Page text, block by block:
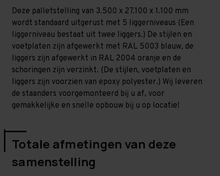
-
T100 T100
Deze palletstelling van 3.500 x 27.100 x 1.100 mm
wordt standaard uitgerust met 5 liggerniveaus (Een
liggerniveau bestaat uit twee liggers.) De stijlen en
voetplaten zijn afgewerkt met RAL 5003 blauw, de
liggers zijn afgewerkt in RAL 2004 oranje en de
schoringen zijn verzinkt. (De stijlen, voetplaten en
liggers zijn voorzien van epoxy polyester.) Wij leveren
de staanders voorgemonteerd bij u af, voor
gemakkelijke en snelle opbouw bij u op locatie!
Totale afmetingen van deze
samenstelling